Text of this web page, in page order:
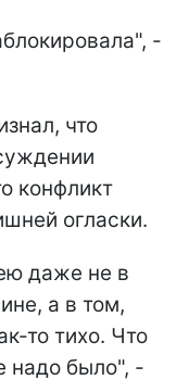
-
что
конфликт
огласки.
даже не в
а в том,
то тихо. Что
надо было", -